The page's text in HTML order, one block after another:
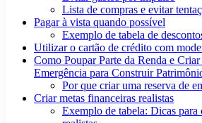
Lista de compras e evitar
Pagar à vista quando possível
Exemplo de tabela de
Utilizar o cartão de crédito com
Como Poupar Parte da Renda e
Emergência para Construir
Por que criar uma reserva de
Criar metas financeiras realistas
Exemplo de tabela: Dicas para